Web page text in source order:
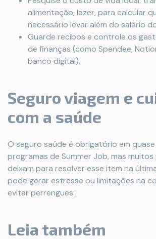
alimentação, lazer, para calcular
necessário levar além do salário
Guarde recibos e controle os
de finanças (como Spendee,
banco digital).
Seguro viagem e
com a saúde
O seguro saúde é obrigatório em
programas de Summer Job, mas
deixam para resolver esse item na
pode gerar estresse ou limitações na
evitar perrengues:
Leia também